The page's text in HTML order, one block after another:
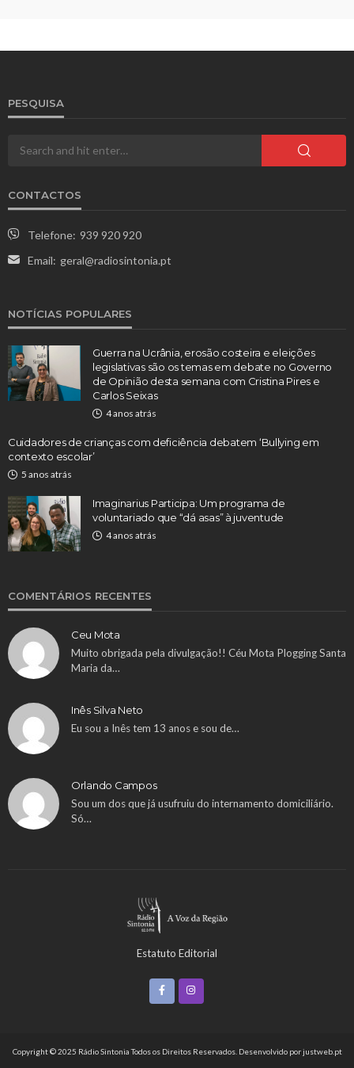
PESQUISA
CONTACTOS
Telefone: 939 920 920
Email: geral@radiosintonia.pt
NOTÍCIAS POPULARES
Guerra na Ucrânia, erosão costeira e eleições
legislativas são os temas em debate no Governo
de Opinião desta semana com Cristina Pires e
Carlos Seixas
4 anos atrás
Cuidadores de crianças com deficiência debatem ‘Bullying em
contexto escolar’
5 anos atrás
Imaginarius Participa: Um programa de
voluntariado que “dá asas” à juventude
4 anos atrás
COMENTÁRIOS RECENTES
Ceu Mota
Muito obrigada pela divulgação!! Céu Mota Plogging Santa
Maria da…
Inês Silva Neto
Eu sou a Inês tem 13 anos e sou de…
Orlando Campos
Sou um dos que já usufruiu do internamento domiciliário.
Só…
Estatuto Editorial
Copyright © 2025 Rádio Sintonia Todos os Direitos Reservados. Desenvolvido porjustweb.pt